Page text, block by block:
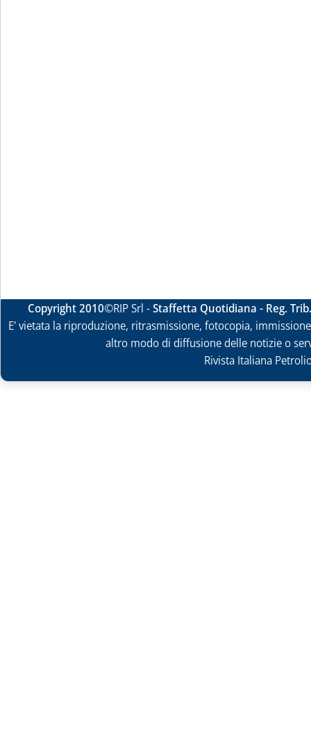
Copyright 2010©RIP Srl -Staffetta Quotidiana - Reg.
E' vietata la riproduzione, ritrasmissione, fotocopia,
altro modo di diffusione delle notizie o
Rivista Italiana